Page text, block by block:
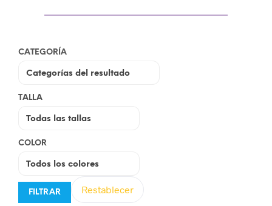
CATEGORÍA
TALLA
COLOR
FILTRAR Restablecer